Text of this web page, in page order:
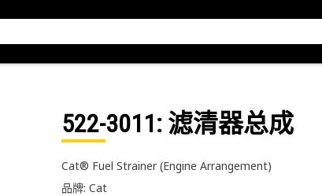
522-3011: 滤清器总成
Cat® Fuel Strainer (Engine Arrangement)
品牌: Cat